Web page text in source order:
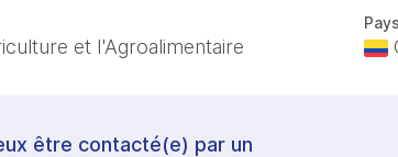
et l'Agroalimentaire
être contacté(e) par un